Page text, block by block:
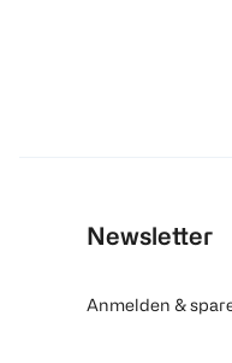
Newsletter
Anmelden &